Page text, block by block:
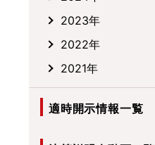
2023年
2022年
2021年
適時開示情報一覧